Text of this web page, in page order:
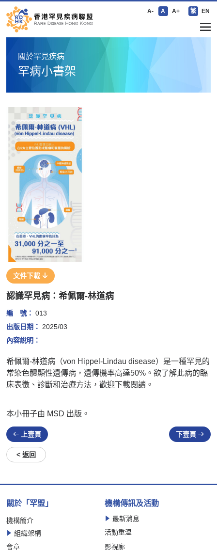
A- A A+ 繁 EN
關於罕見疾病
罕病小書架
文件下載
認識罕見病：希佩爾-林道病
編 號： 013
出版日期：
2025/03
內容說明：
希佩爾-林道病（von Hippel-Lindau disease）是一種罕見的
常染色體顯性遺傳病，遺傳機率高達50%。欲了解此病的臨
床表徵、診斷和治療方法，歡迎下載閱讀。
本小冊子由 MSD 出版。
上壹頁 下壹頁
< 返回
關於「罕盟」
機構簡介
組織架構
會章
機構傳訊及活動
最新消息
活動重温
影視廊